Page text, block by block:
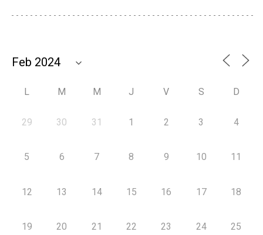
L M M J V S D
29 30 31 1 2 3 4
5 6 7 8 9 10 11
12 13 14 15 16 17 18
19 20 21 22 23 24 25